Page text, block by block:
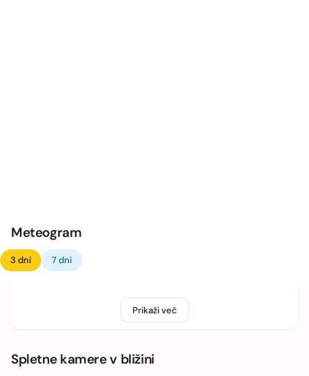
Meteogram
3 dni 7 dni
Prikaži več
Spletne kamere v bližini